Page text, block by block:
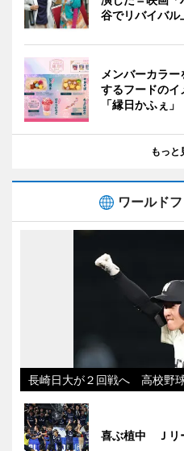
谷でリバイバル
メンバーカラ
するフードのイ
「縁日かふぇ」
もっと
ワールド
長崎日大が２回戦へ 高校野
喜ぶ植中 Ｊリ